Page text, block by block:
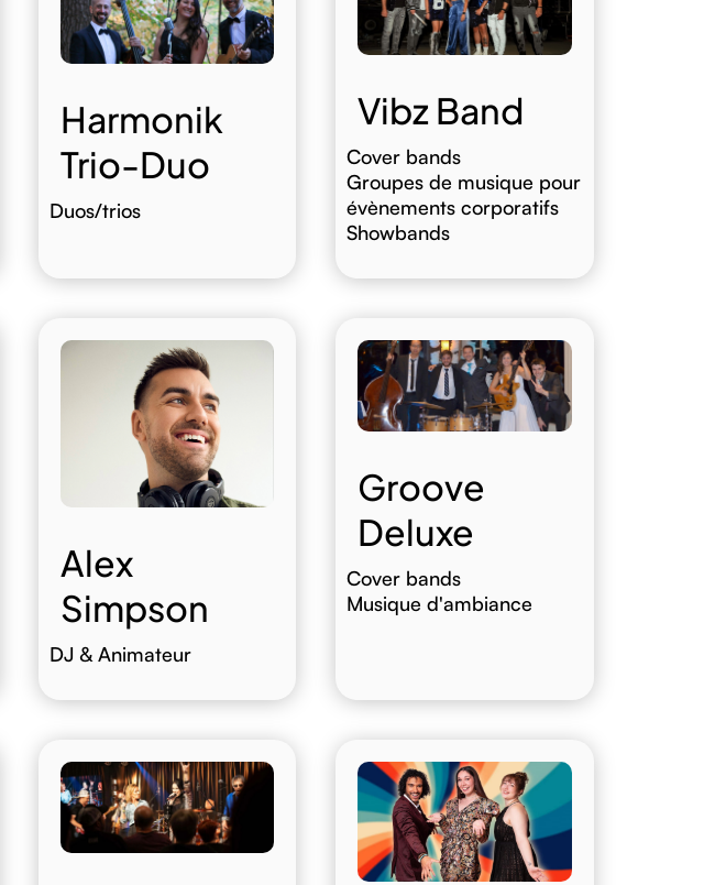
Harmonik
Trio-Duo
Duos/trios
Vibz Band
Cover bands
Groupes de musique pour
évènements corporatifs
Showbands
Alex
Simpson
DJ & Animateur
Groove
Deluxe
Cover bands
Musique d'ambiance